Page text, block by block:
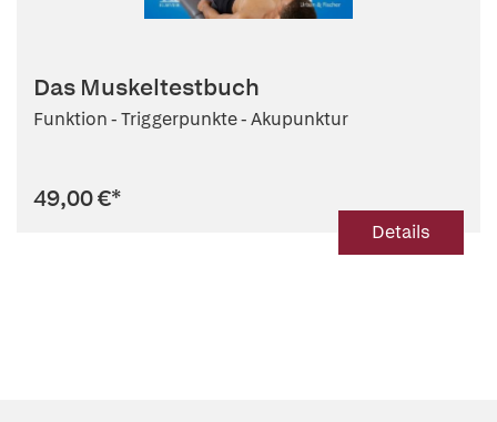
Das Muskeltestbuch
Funktion - Triggerpunkte - Akupunktur
49,00 €*
Details